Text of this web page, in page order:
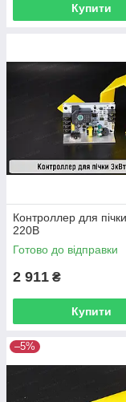
Купити
Контроллер для
220В
Готово до відправки
2 911 ₴
Купити
–5%